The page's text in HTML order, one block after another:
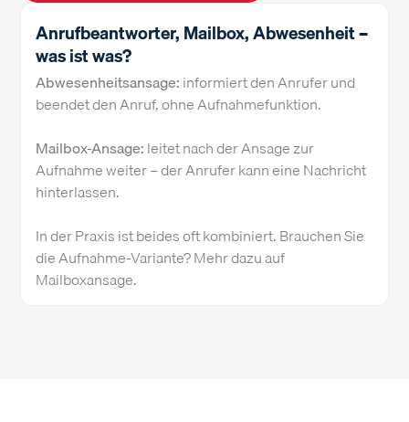
Anrufbeantworter, Mailbox, Abwesenheit –
was ist was?
Abwesenheitsansage:informiert den Anrufer und
beendet den Anruf, ohne Aufnahmefunktion.
Mailbox-Ansage:leitet nach der Ansage zur
Aufnahme weiter – der Anrufer kann eine Nachricht
hinterlassen.
In der Praxis ist beides oft kombiniert. Brauchen Sie
die Aufnahme-Variante? Mehr dazu auf
Mailboxansage.